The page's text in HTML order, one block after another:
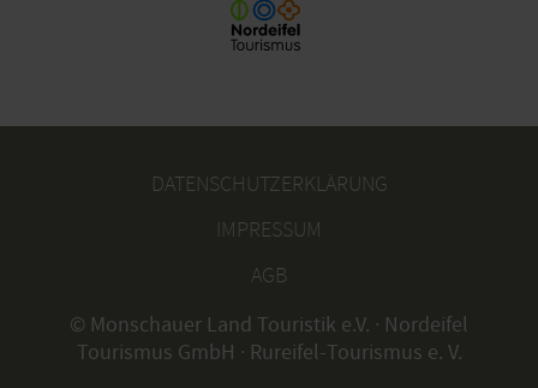
DATENSCHUTZERKLÄRUNG
IMPRESSUM
AGB
© Monschauer Land Touristik e.V. · Nordeifel
Tourismus GmbH · Rureifel-Tourismus e. V.